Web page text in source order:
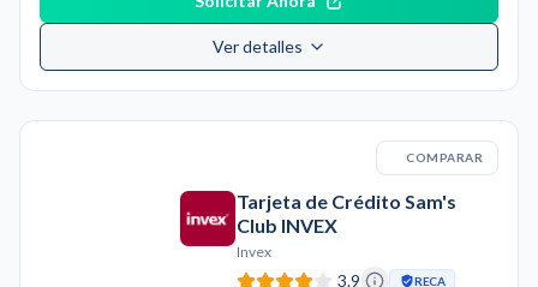
Ver detalles
COMPARAR
Tarjeta de Crédito Sam's
Club INVEX
Invex
3.9
RECA